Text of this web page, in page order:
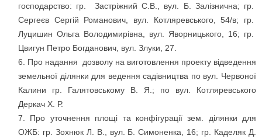
господарство: гр. Застріжний С.В., вул. Б. Залізнична; гр.
Сергеєв Сергій Романович, вул. Котляревського, 54/в; гр.
Луцишин Ольга Володимирівна, вул. Яворницького, 16; гр.
Цвигун Петро Богданович, вул. Злуки, 27.
Про надання дозволу на виготовлення проекту відведення
земельної ділянки для ведення садівництва по вул. Червоної
Калини гр. Галятовському В. Я.; по вул. Котляревського
Деркач Х. Р.
Про уточнення площі та конфігурації зем. ділянки для
ОЖБ: гр. Зохнюк Л. В., вул. Б. Симоненка, 16; гр. Каделяк Д.